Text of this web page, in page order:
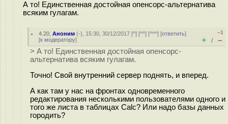
А то! Единственная достойная опенсорс-альтернатива
всяким гулагам.
4.20 ,Аноним (-), 15:30, 30/12/2017 [^] [^^] [^^^] [ответить]
[к модератору]
–1
+ / –
> А то! Единственная достойная опенсорс-
альтернатива всяким гулагам.
Точно! Свой внутренний сервер поднять, и вперед.
А как там у нас на фронтах одновременного
редактирования несколькими пользователями одного и
того же листа в таблицах Calc? Или надо базы данных
городить?